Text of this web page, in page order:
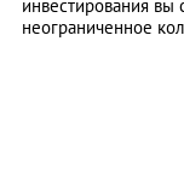
инвестирования вы
неограниченное